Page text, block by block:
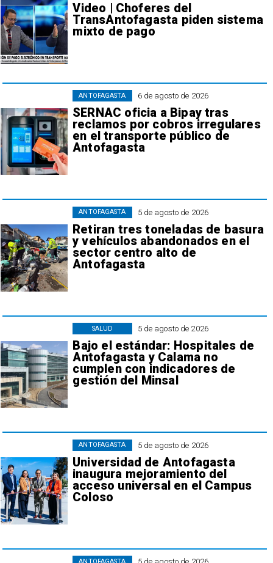
Video | Choferes del
TransAntofagasta piden sistema
mixto de pago
6 de agosto de 2026
SERNAC oficia a Bipay tras
reclamos por cobros irregulares
en el transporte público de
Antofagasta
ANTOFAGASTA
5 de agosto de 2026
Retiran tres toneladas de basura
y vehículos abandonados en el
sector centro alto de
Antofagasta
ANTOFAGASTA
5 de agosto de 2026
Bajo el estándar: Hospitales de
Antofagasta y Calama no
cumplen con indicadores de
gestión del Minsal
SALUD
5 de agosto de 2026
Universidad de Antofagasta
inaugura mejoramiento del
acceso universal en el Campus
Coloso
ANTOFAGASTA
ANTOFAGASTA